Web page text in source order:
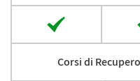
Corsi di